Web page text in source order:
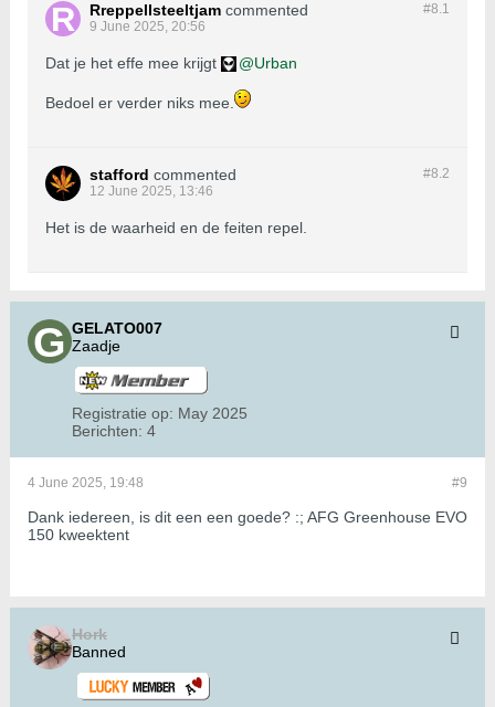
#8.1
Rreppellsteeltjam commented
9 June 2025, 20:56
Dat je het effe mee krijgt Urban
Bedoel er verder niks mee.
#8.2
stafford commented
12 June 2025, 13:46
Het is de waarheid en de feiten repel.
GELATO007
Zaadje
Registratie op: May 2025
Berichten: 4
#9
4 June 2025, 19:48
Dank iedereen, is dit een een goede? :; AFG Greenhouse EVO
150 kweektent
Hork
Banned